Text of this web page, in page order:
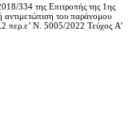
334 της Επιτροπής της 1ης
αντιμετώπιση του παράνομου
περ.ε’ Ν. 5005/2022 Τεύχος A’